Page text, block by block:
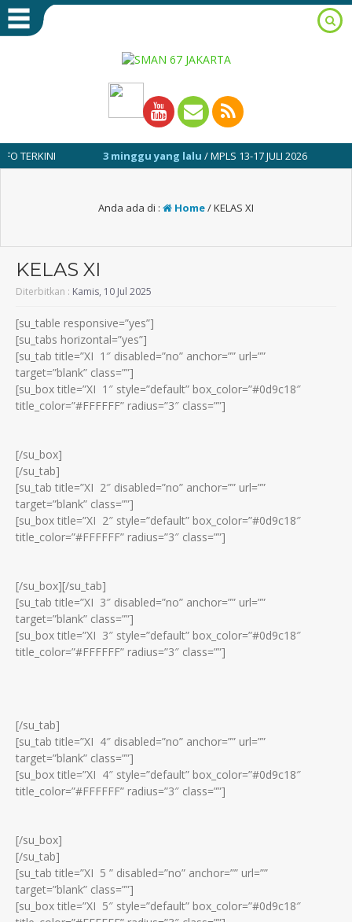
3 minggu yang lalu/ MPLS 13-17 JULI 2026
Anda ada di : Home/KELAS XI
KELAS XI
Diterbitkan : Kamis, 10 Jul 2025
[su_table responsive=”yes”]
[su_tabs horizontal=”yes”]
[su_tab title=”XI 1″ disabled=”no” anchor=”” url=””
target=”blank” class=””]
[su_box title=”XI 1″ style=”default” box_color=”#0d9c18″
title_color=”#FFFFFF” radius=”3″ class=””]
[/su_box]
[/su_tab]
[su_tab title=”XI 2″ disabled=”no” anchor=”” url=””
target=”blank” class=””]
[su_box title=”XI 2″ style=”default” box_color=”#0d9c18″
title_color=”#FFFFFF” radius=”3″ class=””]
[/su_box][/su_tab]
[su_tab title=”XI 3″ disabled=”no” anchor=”” url=””
target=”blank” class=””]
[su_box title=”XI 3″ style=”default” box_color=”#0d9c18″
title_color=”#FFFFFF” radius=”3″ class=””]
[/su_tab]
[su_tab title=”XI 4″ disabled=”no” anchor=”” url=””
target=”blank” class=””]
[su_box title=”XI 4″ style=”default” box_color=”#0d9c18″
title_color=”#FFFFFF” radius=”3″ class=””]
[/su_box]
[/su_tab]
[su_tab title=”XI 5 ” disabled=”no” anchor=”” url=””
target=”blank” class=””]
[su_box title=”XI 5″ style=”default” box_color=”#0d9c18″